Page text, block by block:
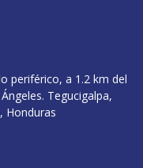
periférico, a 1.2 km del
Tegucigalpa,
Honduras